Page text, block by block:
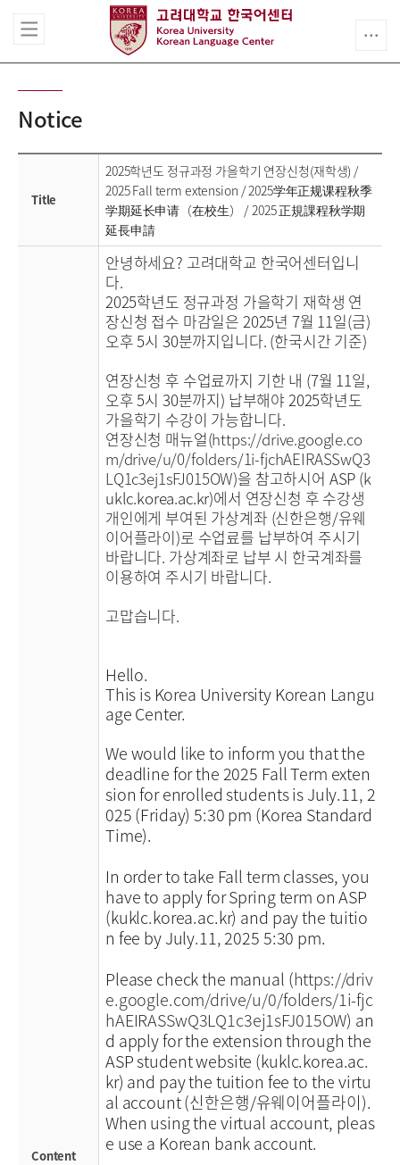
Notice
Title
2025학년도 정규과정 가을학기 연장신청(재학생) /
2025 Fall term extension / 2025学年正规课程秋季
学期延长申请（在校生） / 2025 正規課程秋学期
延長申請
Content
안녕하세요? 고려대학교 한국어센터입니
다.
2025학년도 정규과정 가을학기 재학생 연
장신청 접수 마감일은 2025년 7월 11일(금)
오후 5시 30분까지입니다. (한국시간 기준)
연장신청 후 수업료까지 기한 내 (7월 11일,
오후 5시 30분까지) 납부해야 2025학년도
가을학기 수강이 가능합니다.
연장신청 매뉴얼(https://drive.google.co
m/drive/u/0/folders/1i-fjchAEIRASSwQ3
LQ1c3ej1sFJ015OW)을 참고하시어 ASP (k
uklc.korea.ac.kr)에서 연장신청 후 수강생
개인에게 부여된 가상계좌 (신한은행/유웨
이어플라이)로 수업료를 납부하여 주시기
바랍니다. 가상계좌로 납부 시 한국계좌를
이용하여 주시기 바랍니다.
고맙습니다.
Hello.
This is Korea University Korean Langu
age Center.
We would like to inform you that the
deadline for the 2025 Fall Term exten
sion for enrolled students is July.11, 2
025 (Friday) 5:30 pm (Korea Standard
Time).
In order to take Fall term classes, you
have to apply for Spring term on ASP
(kuklc.korea.ac.kr) and pay the tuitio
n fee by July.11, 2025 5:30 pm.
Please check the manual (https://driv
e.google.com/drive/u/0/folders/1i-fjc
hAEIRASSwQ3LQ1c3ej1sFJ015OW) an
d apply for the extension through the
ASP student website (kuklc.korea.ac.
kr) and pay the tuition fee to the virtu
al account (신한은행/유웨이어플라이).
When using the virtual account, pleas
e use a Korean bank account.